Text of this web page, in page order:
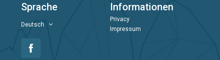
Sprache
Deutsch
Informationen
Privacy
Impressum